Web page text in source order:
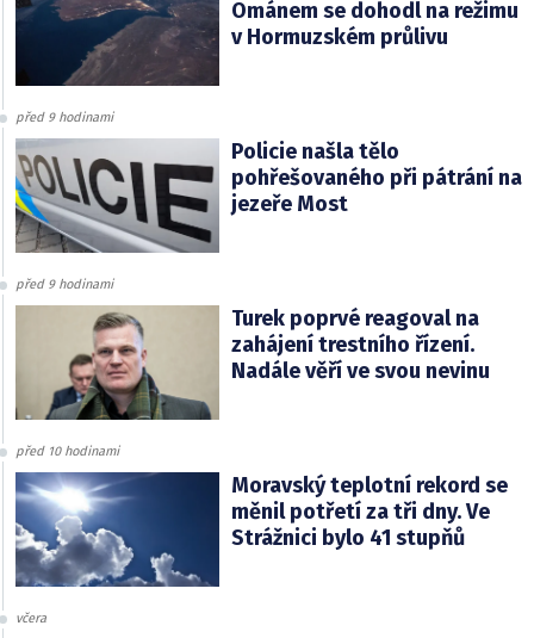
Ománem se dohodl na režimu
v Hormuzském průlivu
před 9 hodinami
Policie našla tělo
pohřešovaného při pátrání na
jezeře Most
před 9 hodinami
Turek poprvé reagoval na
zahájení trestního řízení.
Nadále věří ve svou nevinu
před 10 hodinami
Moravský teplotní rekord se
měnil potřetí za tři dny. Ve
Strážnici bylo 41 stupňů
včera